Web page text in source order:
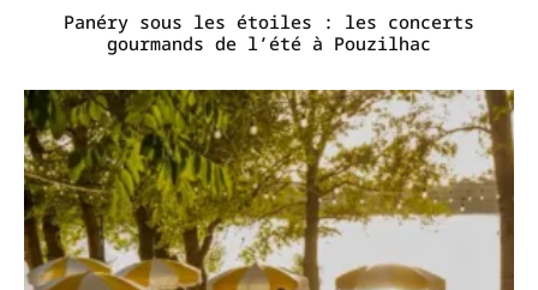
Panéry sous les étoiles : les concerts
gourmands de l’été à Pouzilhac